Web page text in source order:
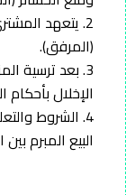
2. يتعهد
(المرفق).
3. بعد ترسية
الإخلال
4. الشروط
البيع المبرم